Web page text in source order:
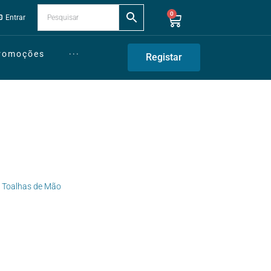
Entrar 0
··· Registar
Toalhas de Mão